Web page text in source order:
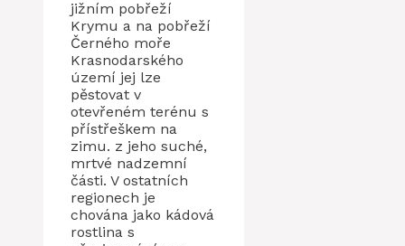
jižním pobřeží
Krymu a na pobřeží
Černého moře
Krasnodarského
území jej lze
pěstovat v
otevřeném terénu s
přístřeškem na
zimu. z jeho suché,
mrtvé nadzemní
části. V ostatních
regionech je
chována jako kádová
rostlina s